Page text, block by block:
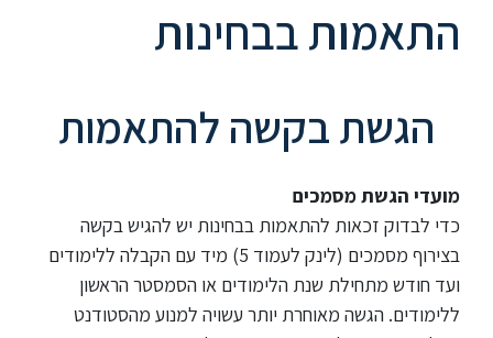
אודות
תואר
ראשון
היחידה
ללימודי
התאמות בבחינות
הגשת בקשה להתאמות
מועדי הגשת מסמכים
כדי לבדוק זכאות להתאמות בבחינות יש להגיש בקשה
בצירוף מסמכים (לינק לעמוד 5) מיד עם הקבלה ללימודים
ועד חודש מתחילת שנת הלימודים או הסמסטר הראשון
ללימודים. הגשה מאוחרת יותר עשויה למנוע מהסטודנט